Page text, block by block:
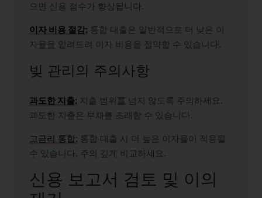
으면 신용 점수가 향상됩니다.
이자 비용 절감: 통합 대출은 일반적으로 더 낮은 이
자율을 알려드려 이자 비용을 절약할 수 있습니다.
빚 관리의 주의사항
과도한 지출: 지출 범위를 넘지 않도록 주의하세요.
과도한 지출은 부채를 초래할 수 있습니다.
고금리 통합: 통합 대출 시 더 높은 이자율이 적용될
수 있습니다. 주의 깊게 비교하세요.
신용 보고서 검토 및 이의